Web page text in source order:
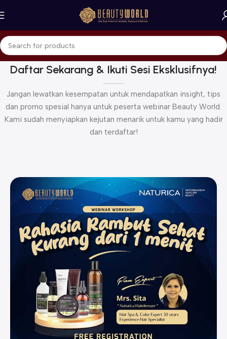
Daftar Sekarang & Ikuti Sesi Eksklusifnya!
Jangan lewatkan kesempatan untuk mendapatkan insight, tips
dan promo spesial hanya untuk peserta webinar Beauty World.
Kami sudah menyiapkan kejutan menarik untuk kamu yang hadir
dan terdaftar!